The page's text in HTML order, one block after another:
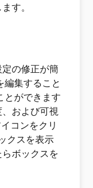
す。
の修正が簡
編集すること
とができます
、および可視
コンをクリ
クスを表示
ボックスを